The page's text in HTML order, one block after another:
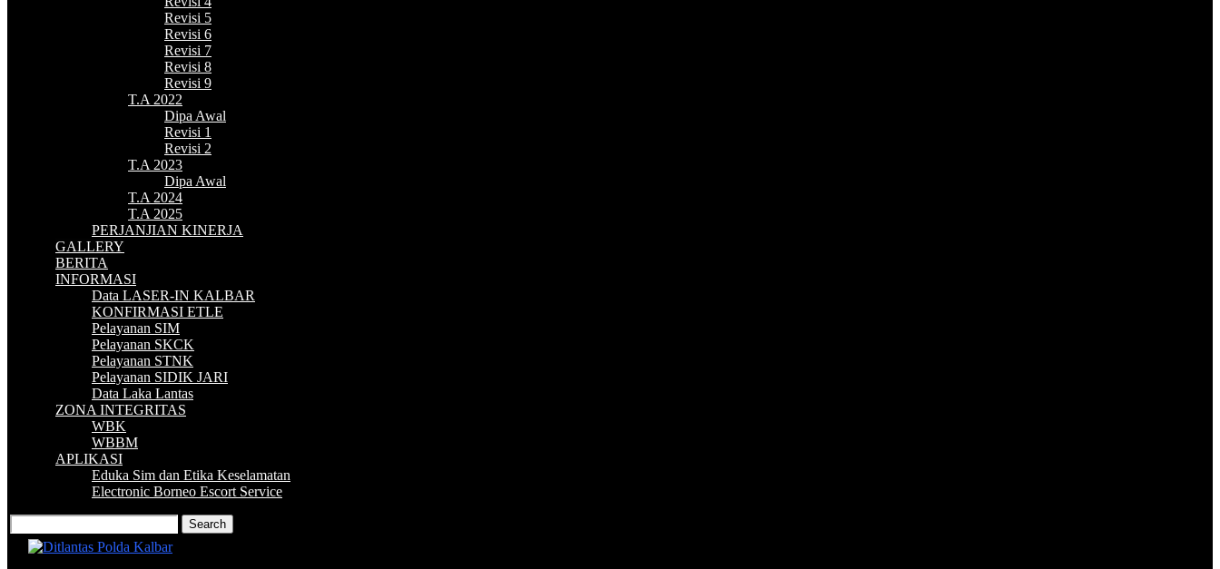
Revisi 5
Revisi 6
Revisi 7
Revisi 8
Revisi 9
T.A 2022
Dipa Awal
Revisi 1
Revisi 2
T.A 2023
Dipa Awal
T.A 2024
T.A 2025
PERJANJIAN KINERJA
GALLERY
BERITA
INFORMASI
Data LASER-IN KALBAR
KONFIRMASI ETLE
Pelayanan SIM
Pelayanan SKCK
Pelayanan STNK
Pelayanan SIDIK JARI
Data Laka Lantas
ZONA INTEGRITAS
WBK
WBBM
APLIKASI
Eduka Sim dan Etika Keselamatan
Electronic Borneo Escort Service